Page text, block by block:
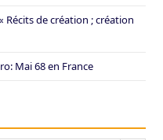
Récits de création ; création
Mai 68 en France